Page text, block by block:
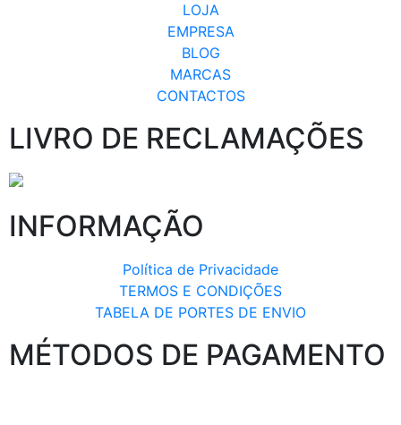
LOJA
EMPRESA
BLOG
MARCAS
CONTACTOS
LIVRO DE RECLAMAÇÕES
INFORMAÇÃO
Política de Privacidade
TERMOS E CONDIÇÕES
TABELA DE PORTES DE ENVIO
MÉTODOS DE PAGAMENTO